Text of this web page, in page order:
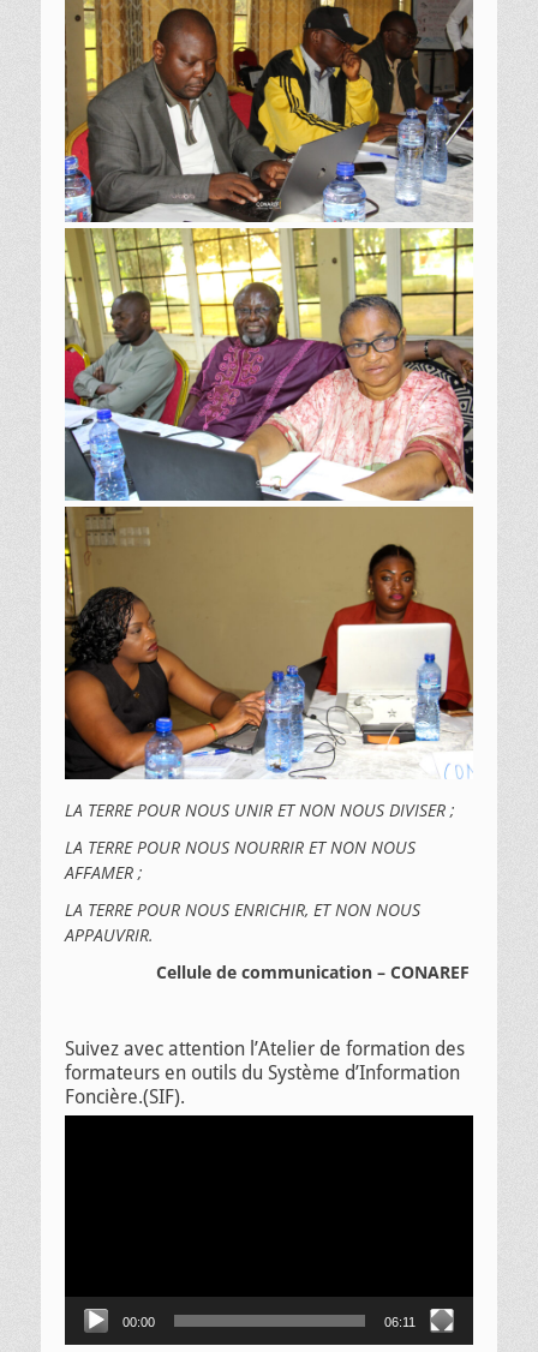
LA TERRE POUR NOUS UNIR ET NON NOUS DIVISER ;
LA TERRE POUR NOUS NOURRIR ET NON NOUS
AFFAMER ;
LA TERRE POUR NOUS ENRICHIR, ET NON NOUS
APPAUVRIR.
Cellule de communication – CONAREF
Suivez avec attention l’Atelier de formation des
formateurs en outils du Système d’Information
Foncière.(SIF).
00:00 06:11